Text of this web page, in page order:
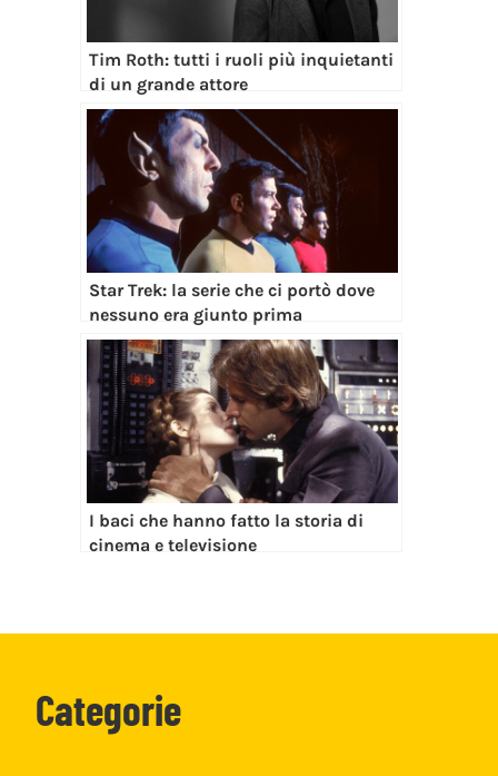
Tim Roth: tutti i ruoli più inquietanti
di un grande attore
Star Trek: la serie che ci portò dove
nessuno era giunto prima
I baci che hanno fatto la storia di
cinema e televisione
Categorie